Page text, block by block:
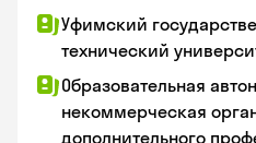
Уфимский
технический
Образовательная
некоммерческая
дополнительного